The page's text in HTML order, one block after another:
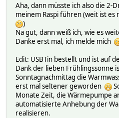
Aha, dann müsste ich also die 2-
meinem Raspi führen (weit ist
)
Na gut, dann weiß ich, wie es
Danke erst mal, ich melde mich
Edit: USBTin bestellt und ist auf
Dank der lieben Frühlingssonne
Sonntagnachmittag die
erst mal seltener geworden
Monate Zeit, die Wärmepumpe
automatisierte Anhebung der
realisieren.